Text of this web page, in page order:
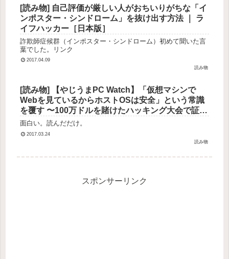
[読み物] 自己評価が厳しい人がおちいりがちな「イ
ンポスター・シンドローム」を抜け出す方法 ｜ ラ
イフハッカー［日本版］
詐欺師症候群（インポスター・シンドローム）初めて聞いた言
葉でした。リンク
2017.04.09
読み物
[読み物] 【やじうまPC Watch】「仮想マシンで
Webを見ているからホストOSは安全」という常識
を覆す 〜100万ドルを賭けたハッキング大会で証明
される – PC Watch
面白い。読んだだけ。
2017.03.24
読み物
スポンサーリンク